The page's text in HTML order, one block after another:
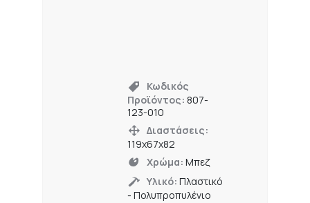
Κωδικός
Προϊόντος: 807-
123-010
Διαστάσεις:
119x67x82
Χρώμα: Μπεζ
Υλικό: Πλαστικό
- Πολυπροπυλένιο